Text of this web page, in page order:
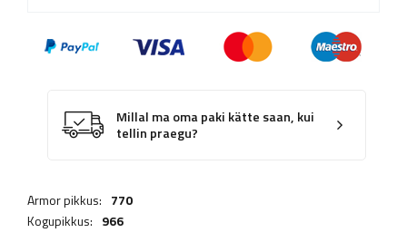
Millal ma oma paki kätte saan, kui
tellin praegu?
Armor pikkus: 770
Kogupikkus: 966